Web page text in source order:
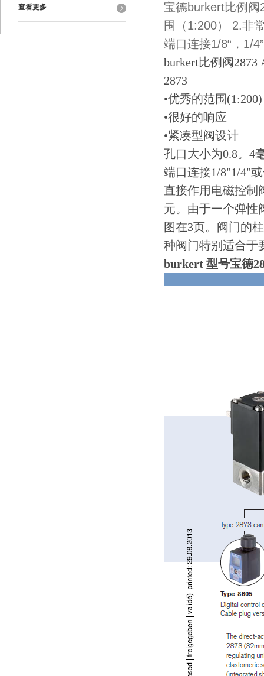
查看更多
宝德burkert比例
围（1:200） 2.非
端口连接1/8“，1/
burkert比例阀2873
2873
•优秀的范围(1:200)
•很好的响应
•紧凑型阀设计
孔口大小为0.8。4
端口连接1/8"1/4"
直接作用电磁控制
元。由于一个弹性
图在3页。阀门的
种阀门特别适合于
burkert 型号宝德